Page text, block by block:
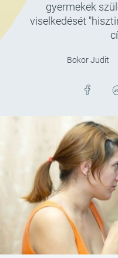
gyermekek
viselkedését
Bokor Judit